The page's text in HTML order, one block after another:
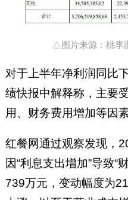
△图片来源：桃李
对于上半年净利润同比
绩快报中解释称，主要
用、财务费用增加等因素
红餐网通过观察发现，
因“利息支出增加”导致“
739万元，变动幅度为